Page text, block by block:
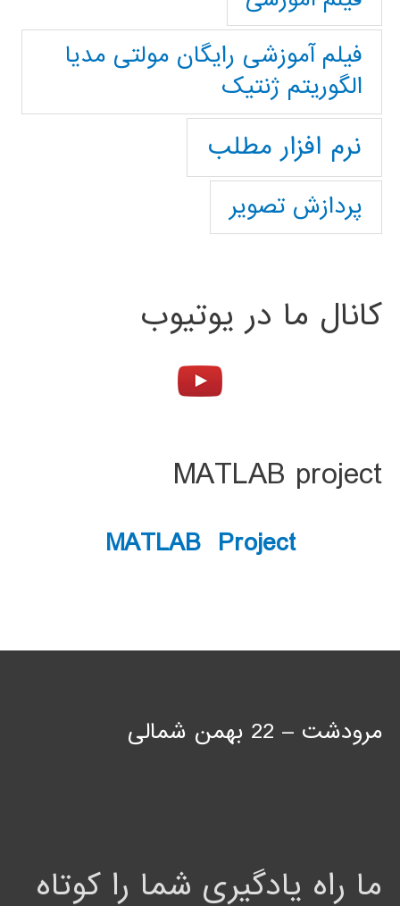
فیلم آموزشی رایگان مولتی مدیا
الگوریتم ژنتیک
نرم افزار مطلب
پردازش تصویر
کانال ما در یوتیوب
MATLAB project
MATLAB Project
مرودشت – 22 بهمن شمالی
ما راه یادگیری شما را کوتاه